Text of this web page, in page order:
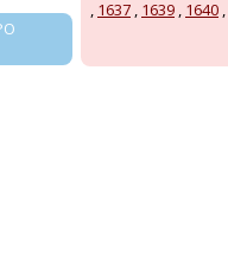
, 1637 , 1639 , 1640 ,